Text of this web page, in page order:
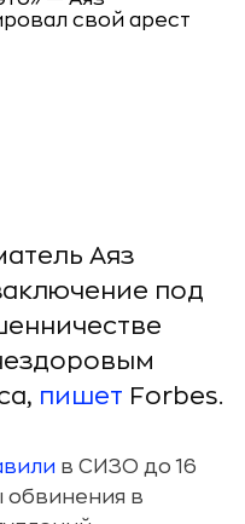
Аяз
под
пишет Forbes.
в СИЗО до 16
обвинения в